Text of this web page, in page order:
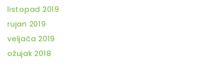
listopad 2019
rujan 2019
veljača 2019
ožujak 2018